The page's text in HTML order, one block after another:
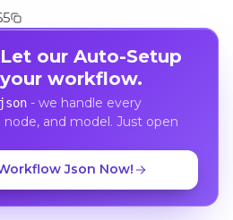
our Auto-Setup
workflow.
- we handle every
and model. Just open
Json Now!